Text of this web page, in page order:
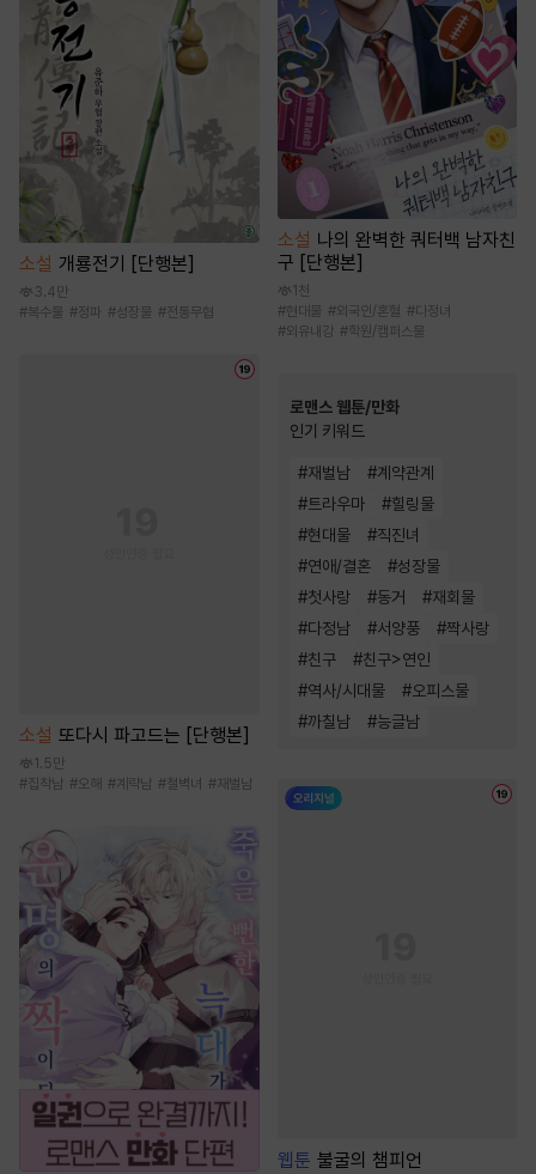
소설 개룡전기 [단행본]
3.4만
#복수물 #정파 #성장물 #전통무협
소설 또다시 파고드는 [단행본]
1.5만
#집착남 #오해 # 계략남 #철벽녀 # 재벌남
소설 나의 완벽한 쿼터백 남자친
구 [단행본]
1천
#현대물 #외국인/혼혈 #다정녀
#외유내강 #학원/캠퍼스물
로맨스 웹툰/만화
인기 키워드
#재벌남 #계약관계
#트라우마 #힐링물
#현대물 #직진녀
#연애/결혼 #성장물
#첫사랑 #동거 #재회물
#다정남 #서양풍 #짝사랑
#친구 #친구>연인
#역사/시대물 #오피스물
#까칠남 #능글남
웹툰 불굴의 챔피언